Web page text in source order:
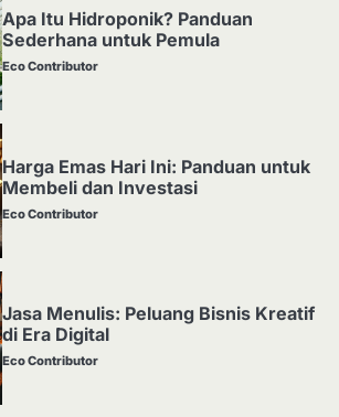
Apa Itu Hidroponik? Panduan
Sederhana untuk Pemula
Eco Contributor
Harga Emas Hari Ini: Panduan untuk
Membeli dan Investasi
Eco Contributor
Jasa Menulis: Peluang Bisnis Kreatif
di Era Digital
Eco Contributor